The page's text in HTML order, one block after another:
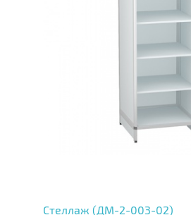
Стеллаж (ДМ-2-003-02)